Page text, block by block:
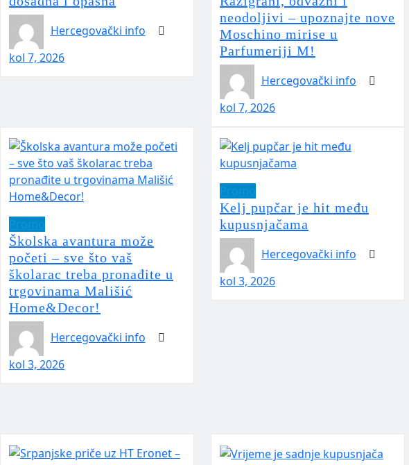
Hercegovački info
kol 7, 2026
neodoljivi – upoznajte nove
Moschino mirise u
Parfumeriji M!
Hercegovački info
kol 7, 2026
Školska avantura može
početi – sve što vaš
školarac treba pronađite u
trgovinama Mališić
Home&Decor!
Hercegovački info
kol 3, 2026
Kelj pupčar je hit među
kupusnjačama
Hercegovački info
kol 3, 2026